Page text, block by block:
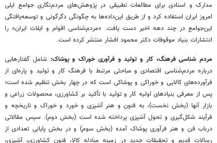
مدارک و اسنادی برای مطالعات تطبیقی در پژوهش‌های مردم‌نگاری جوامع ایلی
امروز ایران استفاده کرد و از طریق این‌داده‌ها به چگونگی دگرگونی و توسعه‌یافتگی
این‌جوامع در چند دهه اخیر دست یافت. «مردم‌شناسی اقوام و ایلات ایران» را
انتشارات بنیاد موقوفات دکتر محمود افشار منتشر کرده است.
مردم شناسی فرهنگ، کار و تولید و فرآوری خوراک و پوشاک: شامل گفتارهایی
درباره‌ مردم‌شناسی اقتصادی و مباحثی مرتبط با فرهنگ کار و تولید و پاره‌ای از
فرآورده‌های کالایی و خوراکی و پوشاکی است که در چهار بخش تنظیم شده است؛
پس از معرفی بنیادهای اولیه کار و تولید با تأکید بر کشاورزی، محصولات زراعی و
بازار آنها (بخش نخست)، به فنون و هنر آشپزی و خورد و خوراک و تاریخچه و
فرآیند شکل‌گیری و تحول آشپزی پرداخته شده است (بخش دوم). سپس مقالاتی
درباب فن و هنر فرآوری پوشاک آمده (بخش سوم) و در بخش پایانی تعدادی از
رسالات قدیم و تحقیقات جدید در زمینه مبادله کالا، فنون کشاورزی، آشپزی،